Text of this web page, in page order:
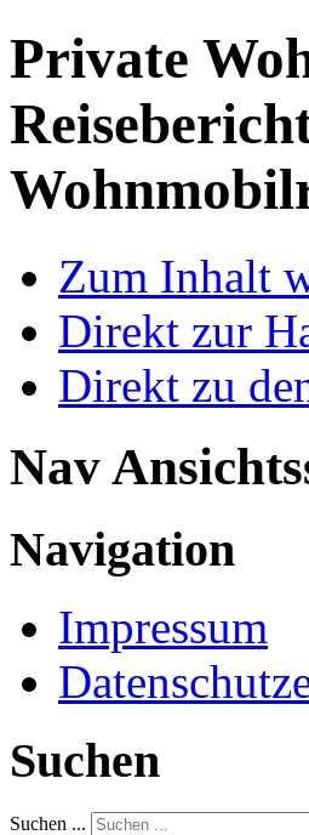
Private
Zum Inhalt
Direkt zur
Direkt zu
Nav
Navigation
Impressum
Suchen
Suchen ...